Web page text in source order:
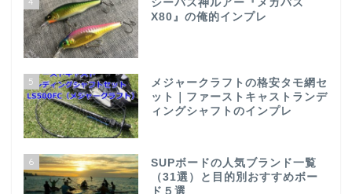
シーバス神ルアー『メガバス
X80』の俺的インプレ
5
メジャークラフトの格安タモ網セ
ット｜ファーストキャストランデ
ィングシャフトのインプレ
6
SUPボードの人気ブランド一覧
（31選）と目的別おすすめボー
ド５選